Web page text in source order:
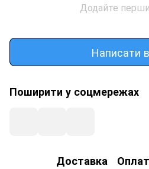
Додайте
Написати
Поширити у соцмережах
Доставка